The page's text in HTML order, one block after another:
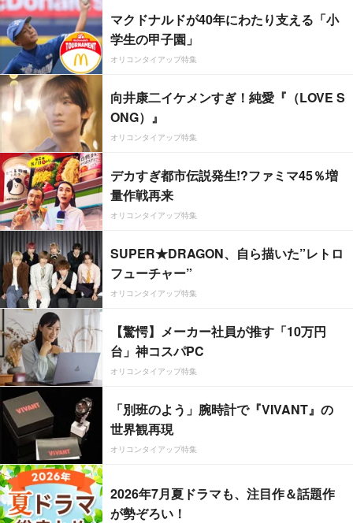
マクドナルドが40年にわたり支える「小
学生の甲子園」
オリコンタイアップ特集
向井康二イケメンすぎ！純愛『（LOVE S
ONG）』
オリコンタイアップ特集
デカすぎ都市伝説発生!?ファミマ45％増
量作戦再来
オリコンタイアップ特集
SUPER★DRAGON、自ら描いた”レトロ
フューチャー”
オリコンタイアップ特集
【驚愕】メーカー社員が推す「10万円
台」神コスパPC
オリコンタイアップ特集
「別班のよう」腕時計で『VIVANT』の
世界観再現
オリコンタイアップ特集
2026年7月夏ドラマも、注目作＆話題作
が勢ぞろい！